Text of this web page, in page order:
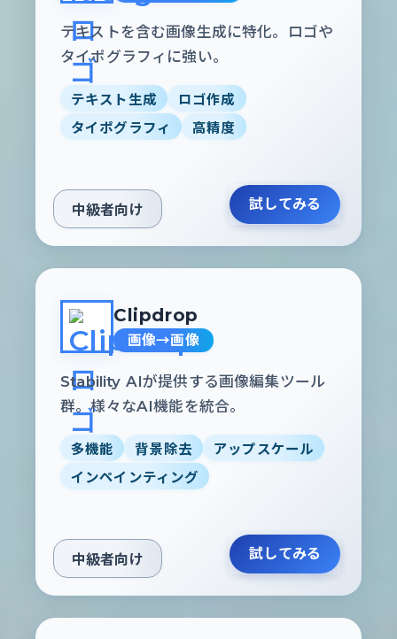
テキストを含む画像生成に特化。ロゴや
タイポグラフィに強い。
テキスト生成
ロゴ作成
タイポグラフィ
高精度
中級者向け 試してみる
Clipdrop
画像→画像
Stability AIが提供する画像編集ツール
群。様々なAI機能を統合。
多機能 背景除去
アップスケール
インペインティング
中級者向け 試してみる